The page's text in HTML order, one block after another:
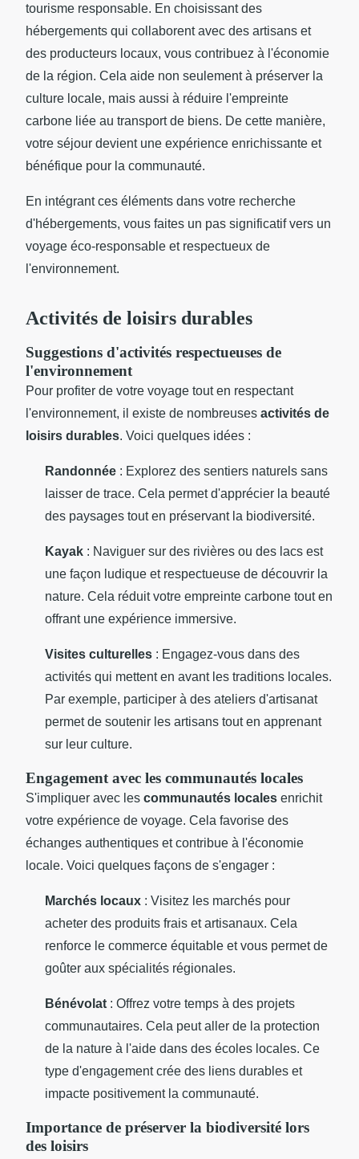
tourisme responsable. En choisissant des
hébergements qui collaborent avec des artisans et
des producteurs locaux, vous contribuez à l'économie
de la région. Cela aide non seulement à préserver la
culture locale, mais aussi à réduire l'empreinte
carbone liée au transport de biens. De cette manière,
votre séjour devient une expérience enrichissante et
bénéfique pour la communauté.
En intégrant ces éléments dans votre recherche
d'hébergements, vous faites un pas significatif vers un
voyage éco-responsable et respectueux de
l'environnement.
Activités de loisirs durables
Suggestions d'activités respectueuses de
l'environnement
Pour profiter de votre voyage tout en respectant
l'environnement, il existe de nombreuses activités de
loisirs durables. Voici quelques idées :
Randonnée : Explorez des sentiers naturels sans
laisser de trace. Cela permet d'apprécier la beauté
des paysages tout en préservant la biodiversité.
Kayak : Naviguer sur des rivières ou des lacs est
une façon ludique et respectueuse de découvrir la
nature. Cela réduit votre empreinte carbone tout en
offrant une expérience immersive.
Visites culturelles : Engagez-vous dans des
activités qui mettent en avant les traditions locales.
Par exemple, participer à des ateliers d'artisanat
permet de soutenir les artisans tout en apprenant
sur leur culture.
Engagement avec les communautés locales
S'impliquer avec les communautés locales enrichit
votre expérience de voyage. Cela favorise des
échanges authentiques et contribue à l'économie
locale. Voici quelques façons de s'engager :
Marchés locaux : Visitez les marchés pour
acheter des produits frais et artisanaux. Cela
renforce le commerce équitable et vous permet de
goûter aux spécialités régionales.
Bénévolat : Offrez votre temps à des projets
communautaires. Cela peut aller de la protection
de la nature à l'aide dans des écoles locales. Ce
type d'engagement crée des liens durables et
impacte positivement la communauté.
Importance de préserver la biodiversité lors
des loisirs